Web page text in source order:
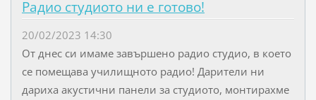
Радио студиото ни е готово!
20/02/2023 14:30
От днес си имаме завършено радио студио, в което
се помещава училищното радио! Дарители ни
дариха акустични панели за студиото, монтирахме